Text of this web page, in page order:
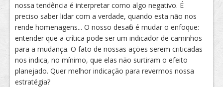
nossa tendência é interpretar como algo negativo. É
preciso saber lidar com a verdade, quando esta não nos
rende homenagens... O nosso desafio é mudar o enfoque:
entender que a crítica pode ser um indicador de caminhos
para a mudança. O fato de nossas ações serem criticadas
nos indica, no mínimo, que elas não surtiram o efeito
planejado. Quer melhor indicação para revermos nossa
estratégia?